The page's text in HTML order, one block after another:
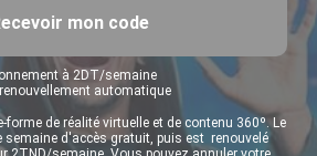
mon code
à 2DT/semaine
automatique
forme de réalité virtuelle et de contenu 360º. Le
semaine d'accès gratuit, puis est renouvelé